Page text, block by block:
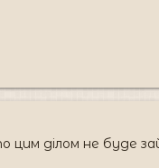
цим ділом не буде